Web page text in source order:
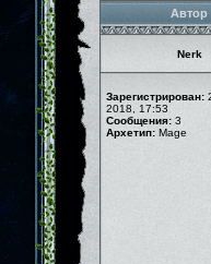
Автор
Nerk
Зарегистрирован:
2018, 17:53
Сообщения: 3
Архетип: Mage